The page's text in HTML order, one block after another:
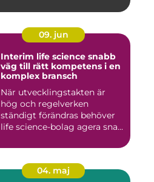
09. jun
Interim life science snabb
väg till rätt kompetens i en
komplex bransch
När utvecklingstakten är
hög och regelverken
ständigt förändras behöver
life science-bolag agera sna...
04. maj